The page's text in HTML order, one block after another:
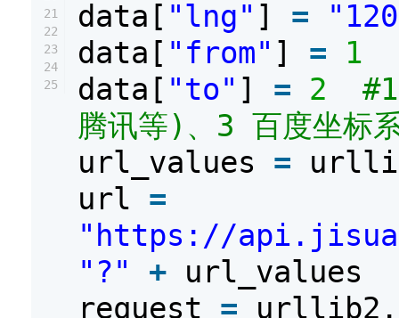
21
22
23
24
25
data[ "lng" ] =
data[ "from" ] =
1
data[ "to" ] = 2
腾讯等)、3 百度坐标
url_values =
url =
"https://
"?"
+ url_values
request =